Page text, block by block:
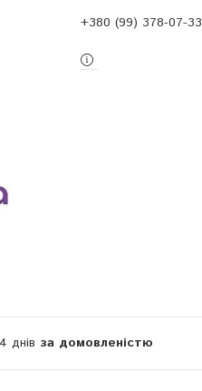
+380 (99) 378-07-33
днів за домовленістю